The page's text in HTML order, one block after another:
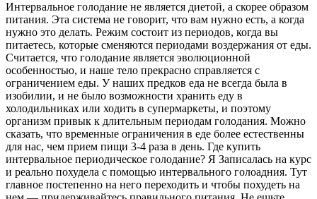
Интервальное голодание не является диетой, а скорее образом
питания. Эта система не говорит, что вам нужно есть, а когда
нужно это делать. Режим состоит из периодов, когда вы
питаетесь, которые сменяются периодами воздержания от еды.
Считается, что голодание является эволюционной
особенностью, и наше тело прекрасно справляется с
ограничением еды. У наших предков еда не всегда была в
изобилии, и не было возможности хранить еду в
холодильниках или ходить в супермаркеты, и поэтому
организм привык к длительным периодам голодания. Можно
сказать, что временные ограничения в еде более естественны
для нас, чем прием пищи 3-4 раза в день. Где купить
интервальное периодическое голодание? Я Записалась на курс
и реально похудела с помощью интервального голоадния. Тут
главное постепенно на него переходить и чтобы похудеть на